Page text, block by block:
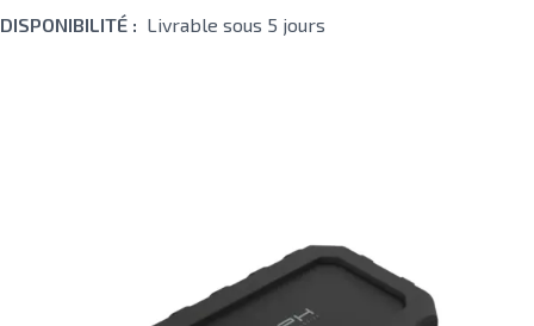
DISPONIBILITÉ : Livrable sous 5 jours